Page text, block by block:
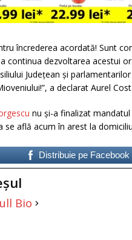
încrederea acordată! Sunt
continua dezvoltarea acestui
Județean și
a declarat Aurel
nu și-a finalizat
află acum în arest la
Distribuie pe Facebook
Bio